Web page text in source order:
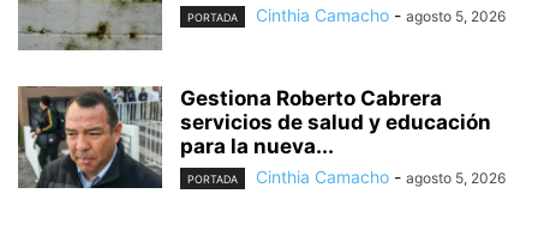
PORTADA Cinthia Camacho - agosto 5, 2026
Gestiona Roberto Cabrera
servicios de salud y educación
para la nueva...
PORTADA Cinthia Camacho - agosto 5, 2026